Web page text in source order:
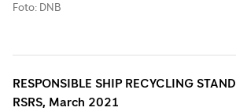
Foto: DNB
RESPONSIBLE SHIP RECYCLING
RSRS, March 2021